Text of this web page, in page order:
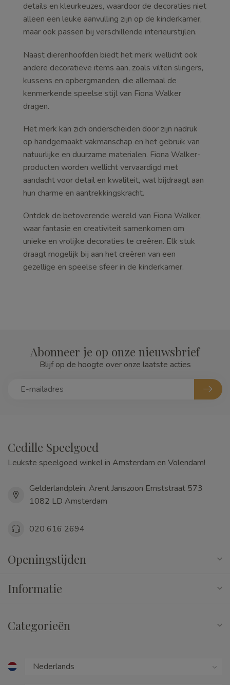
details en kleurkeuzes, waardoor de decoraties niet
alleen een leuke aanvulling zijn op de kinderkamer,
maar ook passen bij verschillende interieurstijlen.
Naast dierenhoofden biedt het merk wellicht ook
andere decoratieve items aan, zoals vilten slingers,
kussens en opbergmanden, die allemaal de
kenmerkende speelse stijl van Fiona Walker
dragen.
Het merk kan zich onderscheiden door zijn nadruk
op handgemaakt vakmanschap en het gebruik van
natuurlijke en duurzame materialen. Fiona Walker-
producten worden wellicht vervaardigd met
aandacht voor detail en kwaliteit, wat bijdraagt aan
hun charme en aantrekkingskracht.
Ontdek de betoverende wereld van Fiona Walker,
waar fantasie en creativiteit samenkomen om
unieke en vrolijke decoraties te creëren. Elk stuk
draagt mogelijk bij aan het creëren van een
gezellige en speelse sfeer in de kinderkamer.
Abonneer je op onze nieuwsbrief
Blijf op de hoogte over onze laatste acties
Cedille Speelgoed
Leukste speelgoed winkel in Amsterdam en Volendam!
Gelderlandplein, Arent Janszoon Ernststraat 573
1082 LD Amsterdam
020 616 2694
Openingstijden
Informatie
Categorieën